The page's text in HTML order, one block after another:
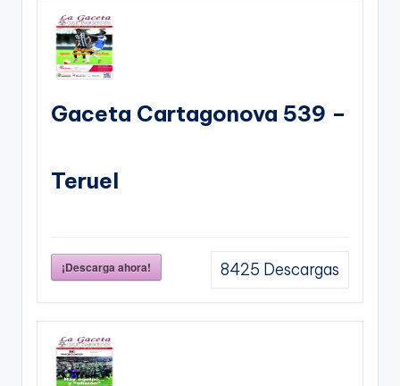
Gaceta Cartagonova 539 –
Teruel
¡Descarga ahora! 8425 Descargas